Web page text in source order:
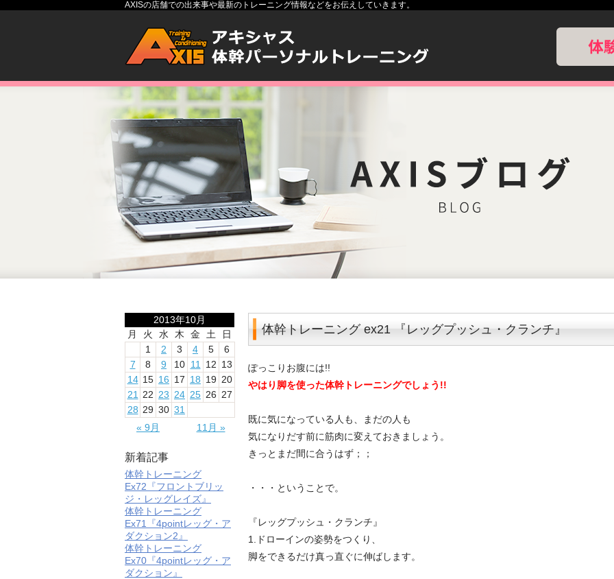
AXISの店舗での出来事や最新のトレーニング情報などをお伝えしていきます。
2013年10月
月
火 水 木 金 土 日
« 9月 11月 »
1 2 3 4 5
6
7
8 9 10 11 12 13
14 15 16 17 18 19 20
21
22 23 24 25 26 27
28 29 30 31
新着記事
体幹トレーニング
Ex72『フロントブリッ
ジ・レッグレイズ』
体幹トレーニング
Ex71『4pointレッグ・ア
ダクション2』
体幹トレーニング
Ex70『4pointレッグ・ア
ダクション』
体幹トレーニング ex21 『レッグプッシュ・クランチ』
ぽっこりお腹には!!
やはり脚を使った体幹トレーニングでしょう!!
既に気になっている人も、まだの人も
気になりだす前に筋肉に変えておきましょう。
きっとまだ間に合うはず；；
・・・ということで。
『レッグプッシュ・クランチ』
1.ドローインの姿勢をつくり、
脚をできるだけ真っ直ぐに伸ばします。